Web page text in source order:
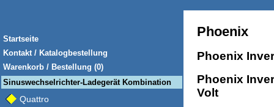
Startseite
Kontakt / Katalogbestellung
Warenkorb / Bestellung (0)
Sinuswechselrichter-Ladegerät Kombination
Quattro
Phoenix
Phoenix
Phoenix
Volt